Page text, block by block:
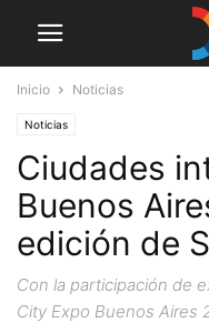
Inicio Noticias
Noticias
Ciudades
Buenos
edición de
Con la participación de
City Expo Buenos Aires